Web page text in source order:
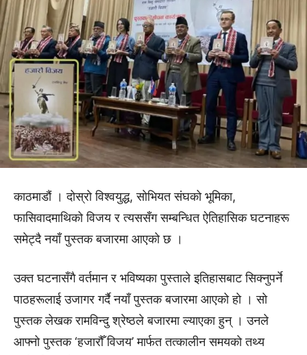
काठमाडौं । दोस्रो विश्वयुद्ध, सोभियत संघको भूमिका,
फासिवादमाथिको विजय र त्यससँग सम्बन्धित ऐतिहासिक घटनाहरू
समेट्दै नयाँ पुस्तक बजारमा आएको छ ।
उक्त घटनासँगै वर्तमान र भविष्यका पुस्ताले इतिहासबाट सिक्नुपर्ने
पाठहरूलाई उजागर गर्दै नयाँ पुस्तक बजारमा आएको हाे । साे
पुस्तक लेखक रामविन्दु श्रेष्ठले बजारमा ल्याएका हुन् । उनले
आफ्नो पुस्तक ‘हजारौँ विजय’ मार्फत तत्कालीन समयकाे तथ्य